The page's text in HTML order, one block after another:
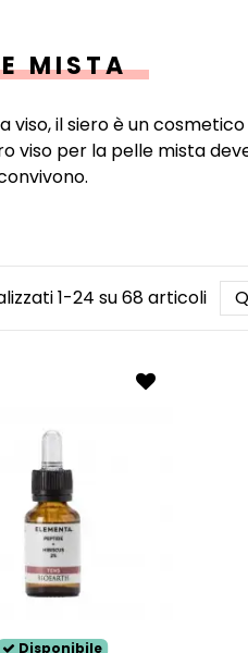
MISTA
viso, il siero è un
viso per la pelle mista
risiede nelle ghiandole
la produzione di
secca.1-24 su 68 articoli
Disponibile